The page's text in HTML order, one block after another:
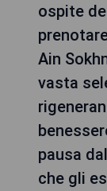
ospite
Ain
vasta
pausa
che gli